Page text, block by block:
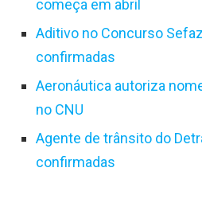
começa em abril
Aditivo no Concurso
confirmadas
Aeronáutica autoriza
no CNU
Agente de trânsito do
confirmadas